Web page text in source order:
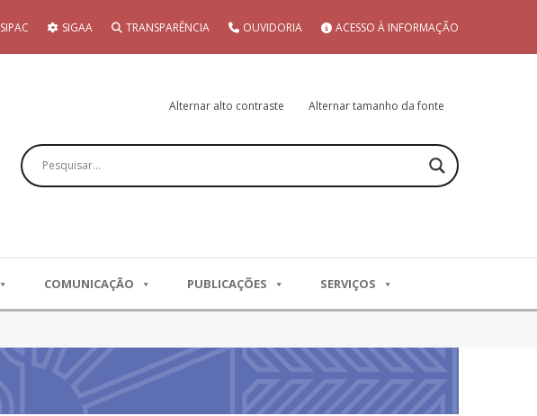
SIPAC SIGAA TRANSPARÊNCIA OUVIDORIA ACESSO À INFORMAÇÃO
Alternar alto contraste Alternar tamanho da fonte
Pesquisar
COMUNICAÇÃO PUBLICAÇÕES SERVIÇOS